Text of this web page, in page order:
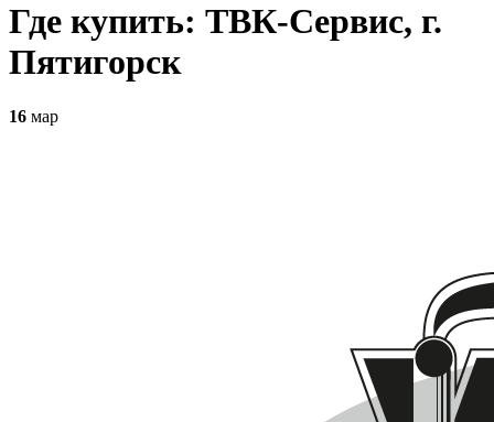
Где купить: ТВК-Сервис, г.
Пятигорск
16 мар